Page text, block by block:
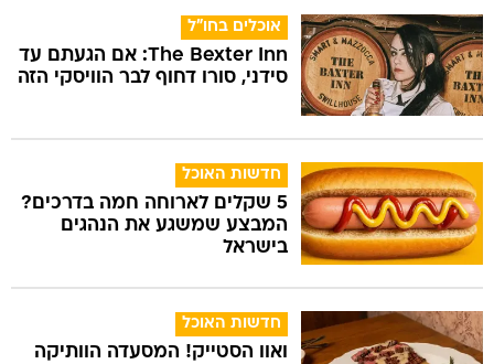
אוכלים בחו"ל
The Bexter Inn: אם הגעתם עד
סידני, סורו דחוף לבר הוויסקי הזה
חדשות האוכל
5 שקלים לארוחה חמה בדרכים?
המבצע שמשגע את הנהגים
בישראל
חדשות האוכל
ואוו הסטייק! המסעדה הוותיקה